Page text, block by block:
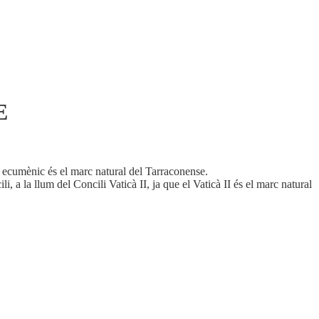
és el marc natural del Tarraconense.
a la llum del Concili Vaticà II, ja que el Vaticà II és el marc natural